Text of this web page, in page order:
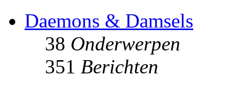
Daemons & Damsels
38 Onderwerpen
351 Berichten